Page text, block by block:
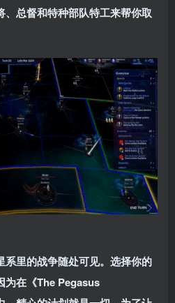
、总督和特种部队特工来帮你取
系里的战争随处可见。选择你的
为在《The Pegasus